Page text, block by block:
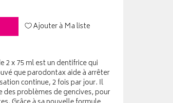
Ajouter à Ma liste
x 75 ml est un dentifrice qui
que parodontax aide à arrêter
continue, 2 fois par jour. Il
des problèmes de gencives, pour